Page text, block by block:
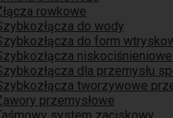
rowkowe
do wody
do form
dla przemysłu
tworzywowe
przemysłowe